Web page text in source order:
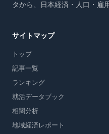
タから、日本経済・人口・雇
サイトマップ
トップ
記事一覧
ランキング
就活データブック
相関分析
地域経済レポート